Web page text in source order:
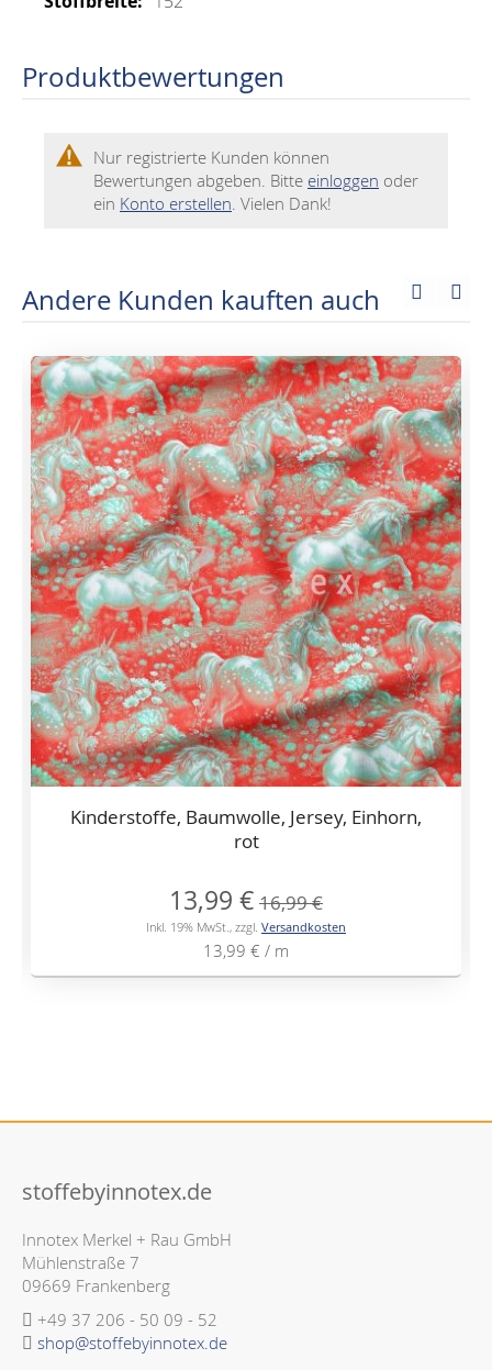
Produktbewertungen
Nur registrierte Kunden können
Bewertungen abgeben. Bitte einloggen oder
ein Konto erstellen. Vielen Dank!
Andere Kunden kauften auch
Kinderstoffe, Baumwolle, Jersey, Einhorn,
rot
Sonderangebot
13,99 € 16,99 €
Inkl. 19% MwSt., zzgl. Versandkosten
13,99 € / m
stoffebyinnotex.de
Innotex Merkel + Rau GmbH
Mühlenstraße 7
09669 Frankenberg
+49 37 206 - 50 09 - 52
shop@stoffebyinnotex.de